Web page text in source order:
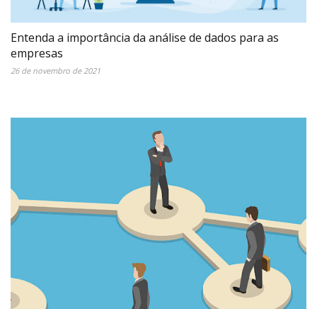
Entenda a importância da análise de dados para as
empresas
26 de novembro de 2021